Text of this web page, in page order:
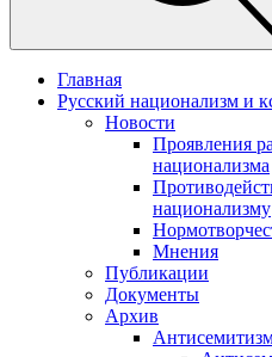
Главная
Русский национализм и
Новости
Проявления
национализма
национализму
Мнения
Публикации
Документы
Архив